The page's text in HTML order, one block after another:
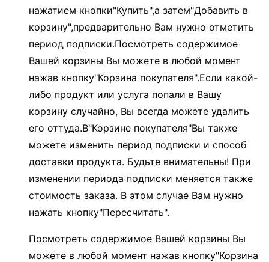
нажатием кнопки"Купить",а затем"Добавить в
корзину",предварительно Вам нужно отметить
период подписки.Посмотреть содержимое
Вашей корзины Вы можете в любой момент
нажав кнопку"Корзина покупателя".Если какой-
либо продукт или услуга попали в Вашу
корзину случайно, Вы всегда можете удалить
его оттуда.В"Корзине покупателя"Вы также
можете изменить период подписки и способ
доставки продукта. Будьте внимательны! При
изменении периода подписки меняется также
стоимость заказа. В этом случае Вам нужно
нажать кнопку"Пересчитать".
Посмотреть содержимое Вашей корзины Вы
можете в любой момент нажав кнопку"Корзина